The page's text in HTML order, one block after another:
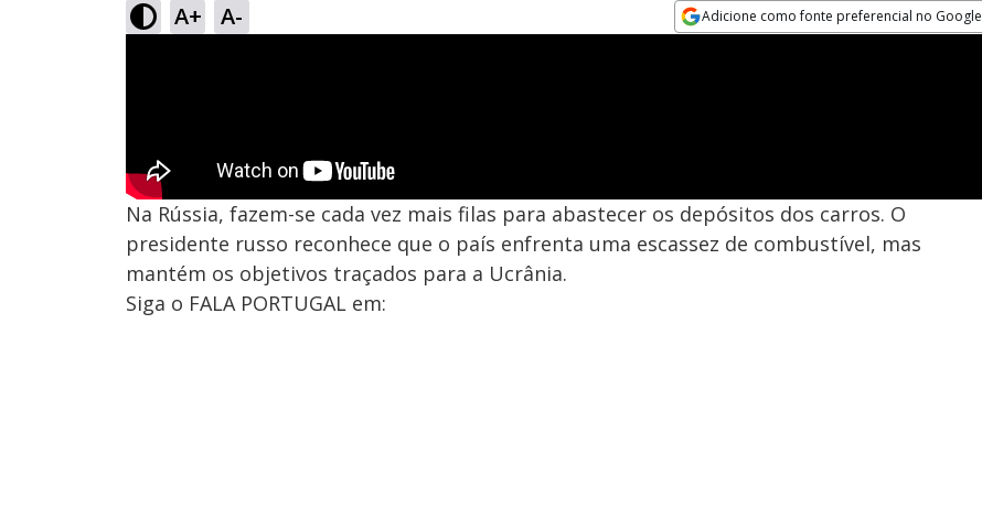
A+ A- Adicione como fonte preferencial no Google
Na Rússia, fazem-se cada vez mais filas para abastecer os depósitos dos carros. O
presidente russo reconhece que o país enfrenta uma escassez de combustível, mas
mantém os objetivos traçados para a Ucrânia.
Siga o FALA PORTUGAL em: